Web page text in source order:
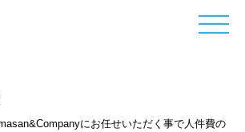
にお任せいただく事で人件費の